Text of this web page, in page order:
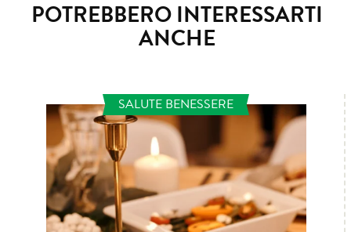
POTREBBERO INTERESSARTI
ANCHE
SALUTE BENESSERE